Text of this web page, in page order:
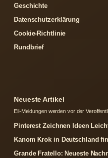
Geschichte
Datenschutzerklärung
Cookie-Richtlinie
Rundbrief
Neueste Artikel
Eil-Meldungen werden vor der
Pinterest Zeichnen Ideen
Kanom Krok in Deutschland
Grande Fratello: Neueste